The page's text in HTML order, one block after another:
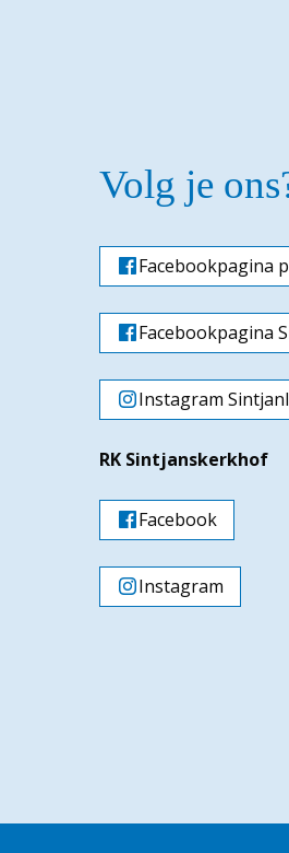
Volg je
Facebookpagina
Facebookpagina
Instagram
RK Sintjanskerkhof
Facebook
Instagram